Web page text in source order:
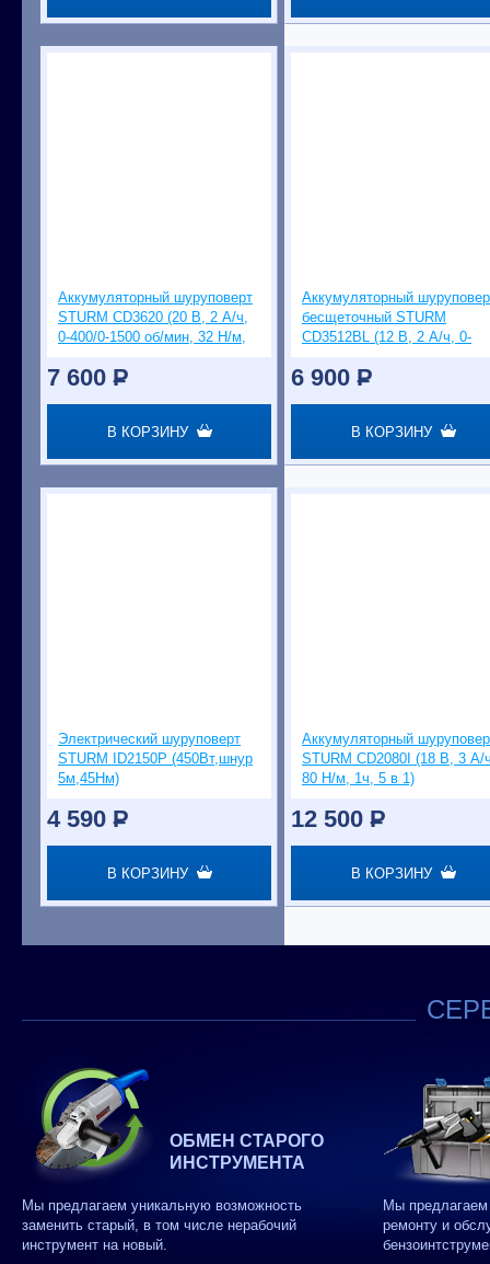
Аккумуляторный шуруповерт
STURM CD3620 (20 В, 2 А/ч,
0-400/0-1500 об/мин, 32 Н/м,
7 600 P
В КОРЗИНУ
Аккумуляторный
бесщеточный STURM
CD3512BL (12 В, 2 А/ч, 0-
6 900 P
В КОРЗИНУ
Электрический шуруповерт
STURM ID2150P (450Вт,шнур
5м,45Нм)
4 590 P
В КОРЗИНУ
Аккумуляторный
STURM CD2080I (18 В, 3 А/
80 Н/м, 1ч, 5 в 1)
12 500 P
В КОРЗИНУ
ОБМЕН СТАРОГО
ИНСТРУМЕНТА
Мы предлагаем уникальную возможность
заменить старый, в том числе нерабочий
инструмент на новый.
Мы
ремонту и